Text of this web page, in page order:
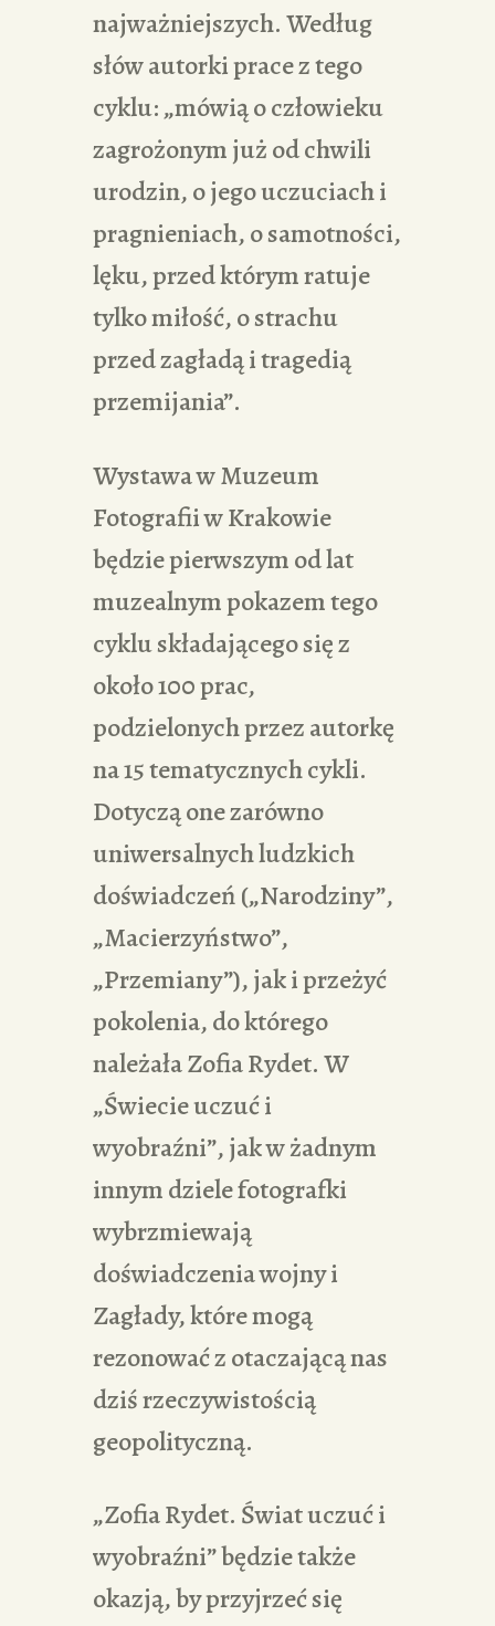
najważniejszych. Według
słów autorki prace z tego
cyklu: „mówią o człowieku
zagrożonym już od chwili
urodzin, o jego uczuciach i
pragnieniach, o samotności,
lęku, przed którym ratuje
tylko miłość, o strachu
przed zagładą i tragedią
przemijania”.
Wystawa w Muzeum
Fotografii w Krakowie
będzie pierwszym od lat
muzealnym pokazem tego
cyklu składającego się z
około 100 prac,
podzielonych przez autorkę
na 15 tematycznych cykli.
Dotyczą one zarówno
uniwersalnych ludzkich
doświadczeń („Narodziny”,
„Macierzyństwo”,
„Przemiany”), jak i przeżyć
pokolenia, do którego
należała Zofia Rydet. W
„Świecie uczuć i
wyobraźni”, jak w żadnym
innym dziele fotografki
wybrzmiewają
doświadczenia wojny i
Zagłady, które mogą
rezonować z otaczającą nas
dziś rzeczywistością
geopolityczną.
„Zofia Rydet. Świat uczuć i
wyobraźni” będzie także
okazją, by przyjrzeć się